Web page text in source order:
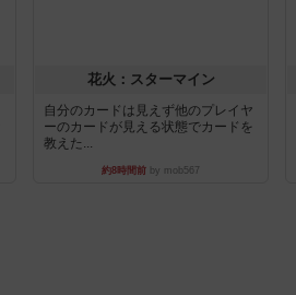
花火：スターマイン
自分のカードは見えず他のプレイヤ
ーのカードが見える状態でカードを
教えた...
約8時間前 by mob567